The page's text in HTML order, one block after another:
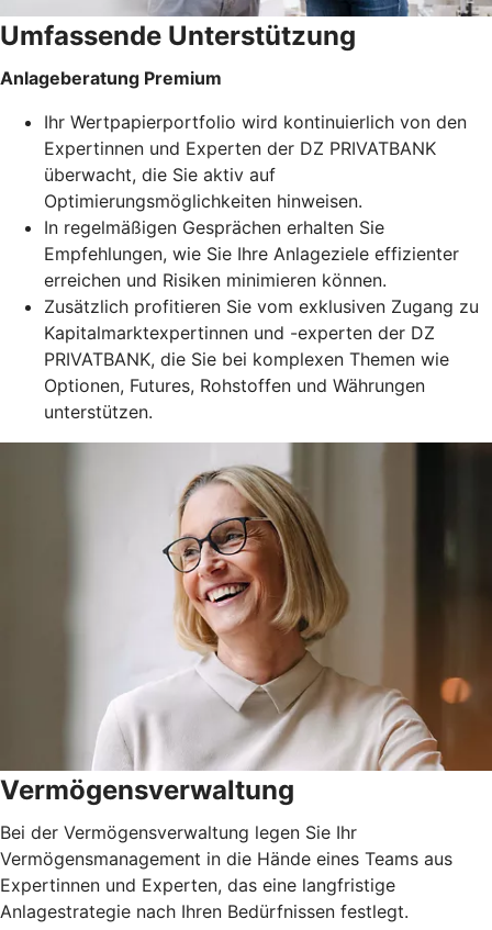
Umfassende Unterstützung
Anlageberatung Premium
Ihr Wertpapierportfolio wird kontinuierlich von den
Expertinnen und Experten der DZ PRIVATBANK
überwacht, die Sie aktiv auf
Optimierungsmöglichkeiten hinweisen.
In regelmäßigen Gesprächen erhalten Sie
Empfehlungen, wie Sie Ihre Anlageziele effizienter
erreichen und Risiken minimieren können.
Zusätzlich profitieren Sie vom exklusiven Zugang zu
Kapitalmarktexpertinnen und -experten der DZ
PRIVATBANK, die Sie bei komplexen Themen wie
Optionen, Futures, Rohstoffen und Währungen
unterstützen.
Vermögensverwaltung
Bei der Vermögensverwaltung legen Sie Ihr
Vermögensmanagement in die Hände eines Teams aus
Expertinnen und Experten, das eine langfristige
Anlagestrategie nach Ihren Bedürfnissen festlegt.